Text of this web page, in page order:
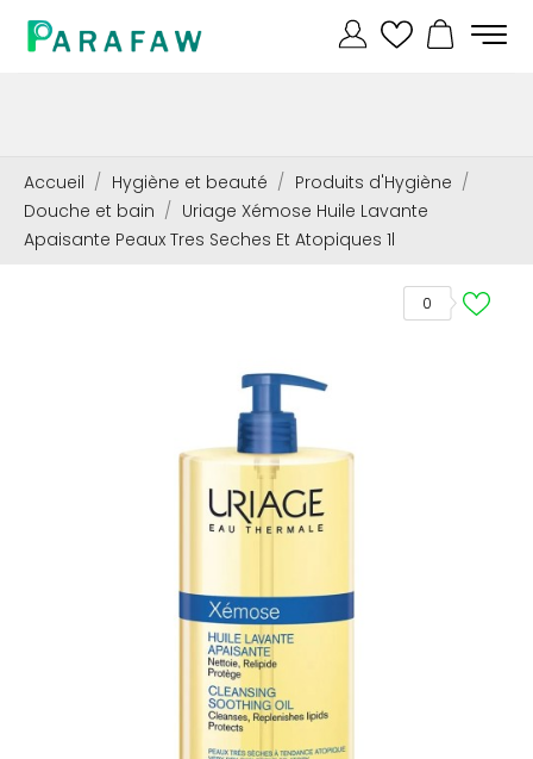
Accueil Hygiène et beauté
Produits d'Hygiène
Douche et bain
Uriage Xémose Huile Lavante
Apaisante Peaux Tres Seches Et Atopiques 1l
0